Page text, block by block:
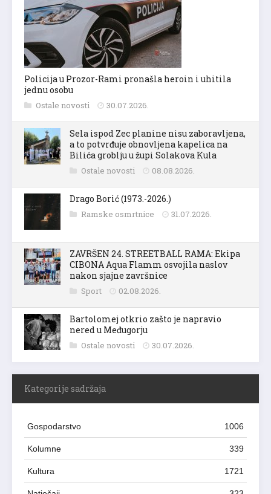
Policija u Prozor-Rami pronašla heroin i uhitila
jednu osobu
Ostale novosti 30.07.2026.
Sela ispod Zec planine nisu zaboravljena,
a to potvrđuje obnovljena kapelica na
Bilića groblju u župi Solakova Kula
Ostale novosti 08.08.2026.
Drago Borić (1973.-2026.)
Ramske osmrtnice 31.07.2026.
ZAVRŠEN 24. STREETBALL RAMA: Ekipa
CIBONA Aqua Flamm osvojila naslov
nakon sjajne završnice
Sport 02.08.2026.
Bartolomej otkrio zašto je napravio
nered u Međugorju
Ostale novosti 30.07.2026.
Kategorije sadržaja
Gospodarstvo 1006
Kolumne 339
Kultura 1721